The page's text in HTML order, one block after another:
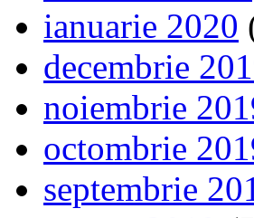
ianuarie 2020
decembrie
noiembrie
octombrie
septembrie